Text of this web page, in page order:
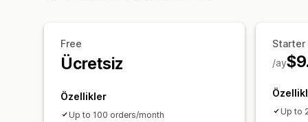
Free
Ücretsiz
Özellikler
Up to 100 orders/month
Starter
/ay
Up to